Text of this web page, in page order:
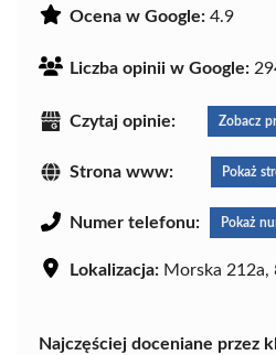
Ocena w Google: 4.9
Liczba opinii w Google:
Czytaj opinie: Zobacz
Strona www: Pokaż
Numer telefonu: Pokaż
Lokalizacja: Morska 212a,
Najczęściej doceniane przez